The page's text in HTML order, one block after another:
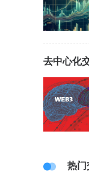
去中心化
热门